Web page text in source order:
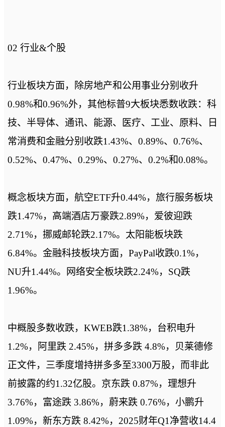
02 行业&个股
行业板块方面，除房地产和公用事业分别收升
0.98%和0.96%外，其他标普9大板块悉数收跌：科
技、半导体、通讯、能源、医疗、工业、原料、日
常消费和金融分别收跌1.43%、0.89%、0.76%、
0.52%、0.47%、0.29%、0.27%、0.2%和0.08%。
概念板块方面，航空ETF升0.44%，旅行服务板块
跌1.47%，高端酒店万豪跌2.89%，爱彼迎跌
2.71%，挪威邮轮跌2.17%。太阳能板块跌
6.84%。金融科技板块方面，PayPal收跌0.1%，
NU升1.44%。网络安全板块跌2.24%，SQ跌
1.96%。
中概股多数收跌，KWEB跌1.38%，台积电升
1.2%，阿里跌 2.45%，拼多多跌 4.8%，贝莱德修
正文件，三季度增持拼多多至3300万股，而非此
前披露的约1.32亿股。京东跌 0.87%，理想升
3.76%，富途跌 3.86%，蔚来跌 0.76%，小鹏升
1.09%，新东方跌 8.42%，2025财年Q1净营收14.4